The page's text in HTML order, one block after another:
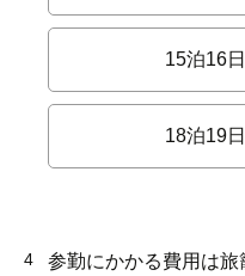
15泊16日
18泊19日
4
参勤にかかる費用は